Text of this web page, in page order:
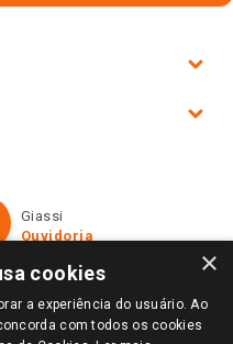
Giassi
Ouvidoria
×
cookies
a experiência do usuário. Ao
com todos os cookies